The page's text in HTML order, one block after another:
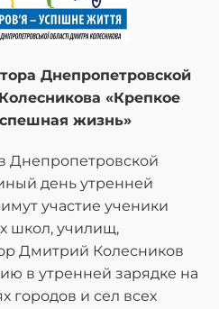
Днепропетровской
«Крепкое
жизнь»
Днепропетровской
день утренней
участие ученики
школ, училищ,
Дмитрий Колесников
в утренней зарядке на
городов и сел всех